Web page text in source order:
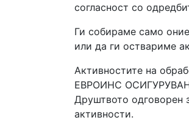
согласност со
Ги собираме само
или да ги оствариме
Активностите на
ЕВРОИНС
Друштвото одговорен
активности.